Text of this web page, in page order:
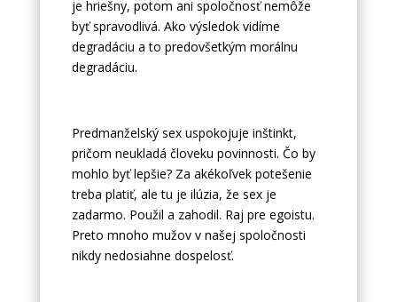
je hriešny, potom ani spoločnosť nemôže
byť spravodlivá. Ako výsledok vidíme
degradáciu a to predovšetkým morálnu
degradáciu.
Predmanželský sex uspokojuje inštinkt,
pričom neukladá človeku povinnosti. Čo by
mohlo byť lepšie? Za akékoľvek potešenie
treba platiť, ale tu je ilúzia, že sex je
zadarmo. Použil a zahodil. Raj pre egoistu.
Preto mnoho mužov v našej spoločnosti
nikdy nedosiahne dospelosť.